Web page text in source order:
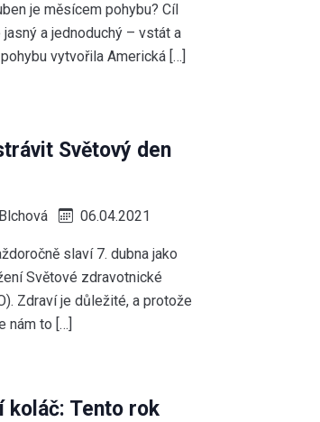
je měsícem pohybu? Cíl
a jednoduchý – vstát a
vytvořila Americká […]
Světový den
06.04.2021
slaví 7. dubna jako
Světové zdravotnické
Zdraví je důležité, a protože
nám to […]
koláč: Tento rok